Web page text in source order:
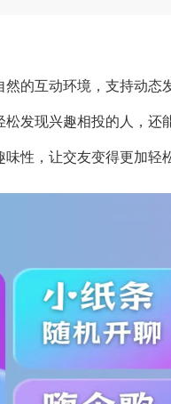
的互动环境，支持动态
发现兴趣相投的人，还
性，让交友变得更加轻